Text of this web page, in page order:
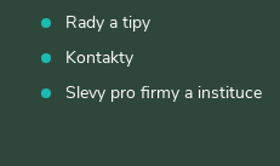
Rady a tipy
Kontakty
Slevy pro firmy a instituce